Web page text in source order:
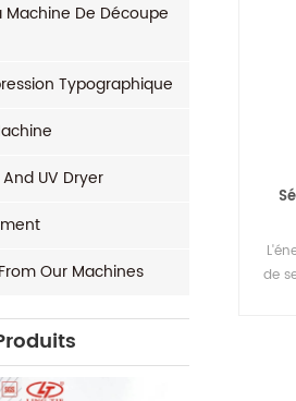
Machine De Découpe
Typographique
UV Dryer
Our Machines
de